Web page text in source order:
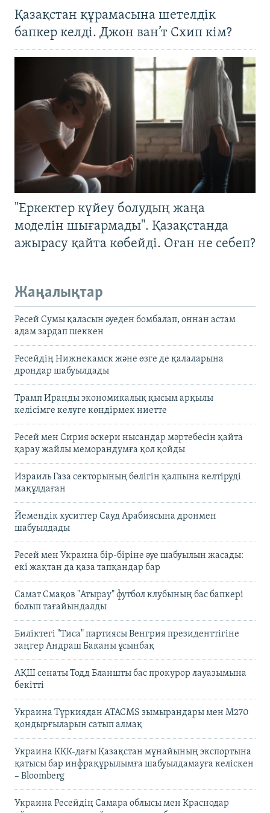
Қазақстан құрамасына шетелдік
бапкер келді. Джон ван’т Схип кім?
"Еркектер күйеу болудың жаңа
моделін шығармады". Қазақстанда
ажырасу қайта көбейді. Оған не себеп?
Жаңалықтар
Ресей Сумы қаласын әуеден бомбалап, оннан астам
адам зардап шеккен
Ресейдің Нижнекамск және өзге де қалаларына
дрондар шабуылдады
Трамп Иранды экономикалық қысым арқылы
келісімге келуге көндірмек ниетте
Ресей мен Сирия әскери нысандар мәртебесін қайта
қарау жайлы меморандумға қол қойды
Израиль Газа секторының бөлігін қалпына келтіруді
мақұлдаған
Йемендік хуситтер Сауд Арабиясына дронмен
шабуылдады
Ресей мен Украина бір-біріне әуе шабуылын жасады:
екі жақтан да қаза тапқандар бар
Самат Смақов "Атырау" футбол клубының бас бапкері
болып тағайындалды
Биліктегі "Тиса" партиясы Венгрия президенттігіне
заңгер Андраш Баканы ұсынбақ
АҚШ сенаты Тодд Бланшты бас прокурор лауазымына
бекітті
Украина Түркиядан ATACMS зымырандары мен M270
қондырғыларын сатып алмақ
Украина КҚК-дағы Қазақстан мұнайының экспортына
қатысы бар инфрақұрылымға шабуылдамауға келіскен
– Bloomberg
Украина Ресейдің Самара облысы мен Краснодар